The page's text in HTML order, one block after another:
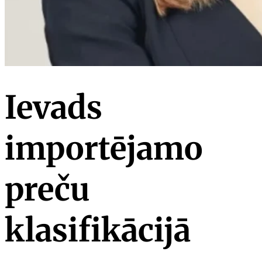
Ievads
importējamo
preču
klasifikācijā